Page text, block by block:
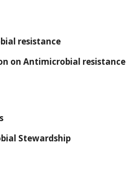
resistance
on Antimicrobial resistance
Stewardship